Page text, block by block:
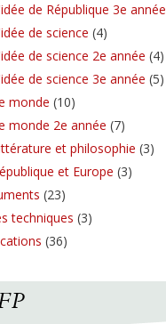
de République 3e année
de science (4)
de science 2e année (4)
de science 3e année (5)
monde (10)
monde 2e année (7)
et philosophie (3)
et Europe (3)
(23)
techniques (3)
(36)